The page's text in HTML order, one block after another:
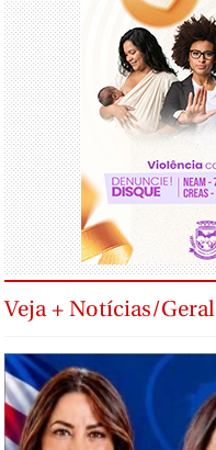
Veja + Notícias/Geral